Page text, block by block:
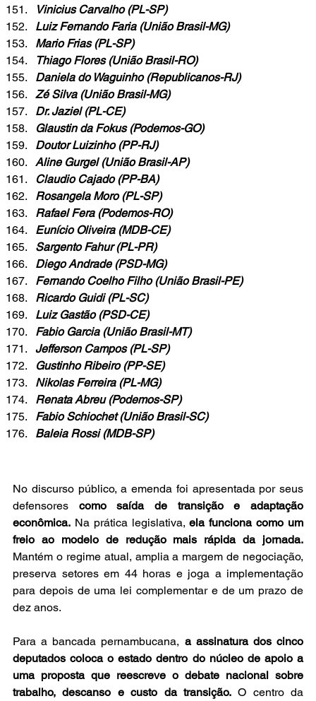
Vinicius Carvalho (PL-SP)
Luiz Fernando Faria (União Brasil-MG)
Mario Frias (PL-SP)
Thiago Flores (União Brasil-RO)
Daniela do Waguinho (Republicanos-RJ)
Zé Silva (União Brasil-MG)
Dr. Jaziel (PL-CE)
Glaustin da Fokus (Podemos-GO)
Doutor Luizinho (PP-RJ)
Aline Gurgel (União Brasil-AP)
Claudio Cajado (PP-BA)
Rosangela Moro (PL-SP)
Rafael Fera (Podemos-RO)
Eunício Oliveira (MDB-CE)
Sargento Fahur (PL-PR)
Diego Andrade (PSD-MG)
Fernando Coelho Filho (União Brasil-PE)
Ricardo Guidi (PL-SC)
Luiz Gastão (PSD-CE)
Fabio Garcia (União Brasil-MT)
Jefferson Campos (PL-SP)
Gustinho Ribeiro (PP-SE)
Nikolas Ferreira (PL-MG)
Renata Abreu (Podemos-SP)
Fabio Schiochet (União Brasil-SC)
Baleia Rossi (MDB-SP)
No discurso público, a emenda foi apresentada por seus
defensores como saída de transição e adaptação
econômica. Na prática legislativa, ela funciona como um
Mantém o regime atual, amplia a margem de negociação,
preserva setores em 44 horas e joga a implementação
para depois de uma lei complementar e de um prazo de
dez anos.
Para a bancada pernambucana, a assinatura dos cinco
deputados coloca o estado dentro do núcleo de apoio a
uma proposta que reescreve o debate nacional sobre
trabalho, descanso e custo da transição. O centro da